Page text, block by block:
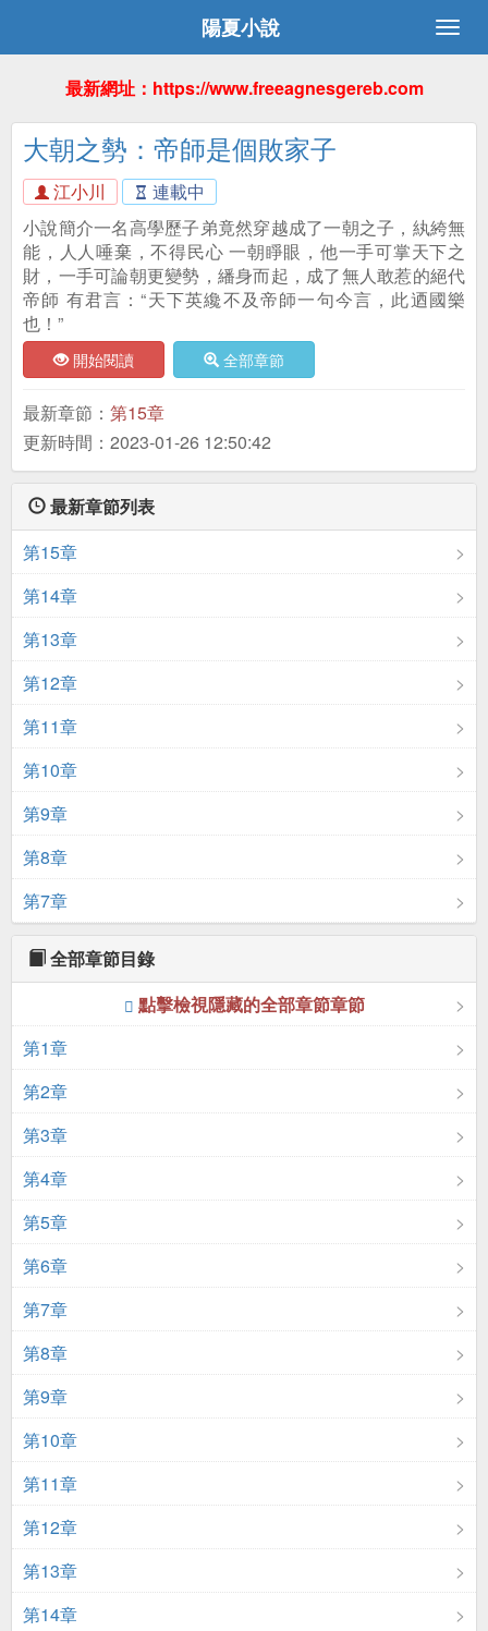
陽夏小說
最新網址：https://www.freeagnesgereb.com
大朝之勢：帝師是個敗家子
江小川
連載中
小說簡介一名高學歷子弟竟然穿越成了一朝之子，紈絝無
能，人人唾棄，不得民心 一朝睜眼，他一手可掌天下之
財，一手可論朝更變勢，繙身而起，成了無人敢惹的絕代
帝師 有君言：“天下英纔不及帝師一句今言，此迺國樂
也！”
開始閱讀 全部章節
最新章節： 第15章
更新時間：2023-01-26 12:50:42
最新章節列表
第15章
第14章
第13章
第12章
第11章
第10章
第9章
第8章
第7章
全部章節目錄
點擊檢視隱藏的全部章節章節
第1章
第2章
第3章
第4章
第5章
第6章
第7章
第8章
第9章
第10章
第11章
第12章
第13章
第14章